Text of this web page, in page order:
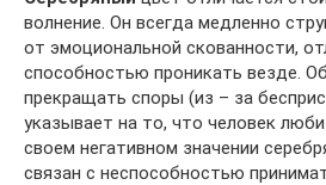
волнение. Он всегда медленно
от эмоциональной скованности,
способностью проникать везде.
прекращать споры (из – за
указывает на то, что человек
своем негативном значении
связан с неспособностью